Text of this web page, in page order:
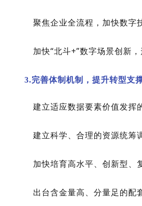
聚焦企业全流程，加快数字
加快“北斗+”数字场景创新
3.完善体制机制，提升转型支
建立适应数据要素价值发挥
建立科学、合理的资源统筹
加快培育高水平、创新型、
出台含金量高、分量足的配